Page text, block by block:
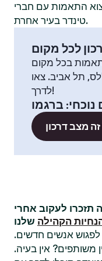
התאמות עם חברי
טינדר בעיר אחרת.
לכל מקום
בכל מקום
תל אביב. צאו
לדרך!
נוכחי: ברגמו
לעקוב אחרי
הקהילה
לפגוש אנשים חדשים.
משותפים? אין בעיה.